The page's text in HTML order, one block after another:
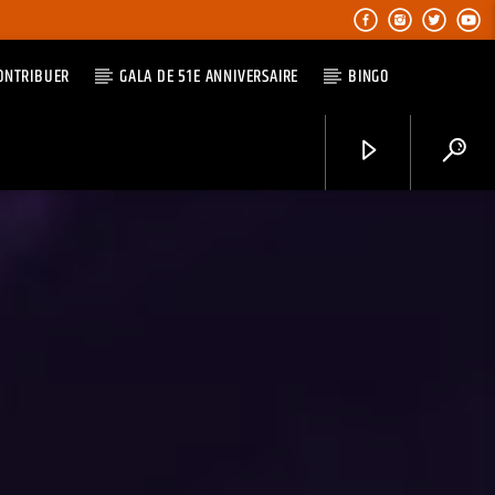
GALA DE 51E ANNIVERSAIRE BINGO